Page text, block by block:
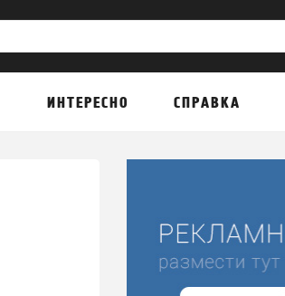
ИНТЕРЕСНО СПРАВКА